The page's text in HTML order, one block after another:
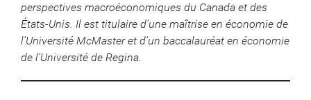
perspectives macroéconomiques du Canada et des
États-Unis. Il est titulaire d’une maîtrise en économie de
l’Université McMaster et d’un baccalauréat en économie
de l’Université de Regina.